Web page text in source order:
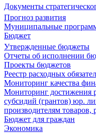
Документы
Прогноз развития
Муниципальные
Бюджет
Утвержденные бюджеты
Отчеты об исполнении
Проекты бюджетов
Реестр расходных
Мониторинг качества
Мониторинг достижения
субсидий (грантов) юр.
производителям товаров,
Бюджет для граждан
Экономика